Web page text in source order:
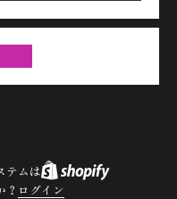
テムは
？ ログイン